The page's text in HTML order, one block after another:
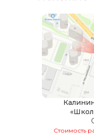
Стоимость